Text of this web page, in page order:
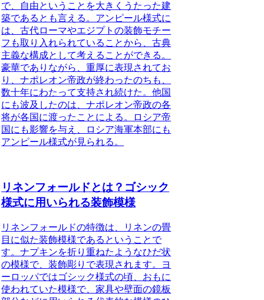
で、自由ということを大きくうたった建
築であるとも言える。アンピール様式に
は、古代ローマやエジプトの装飾モチー
フも取り入れられていることから、古典
主義な構成として考えることができる。
豪華でありながら、重厚に表現されてお
り、ナポレオン帝政が終わったのちも、
数十年にわたって支持され続けた。他国
にも波及したのは、ナポレオン帝政の各
将が各国に渡ったことによる。ロシア帝
国にも影響を与え、ロシア海軍本部にも
アンピール様式が見られる。
リネンフォールドとは？ゴシック
様式に用いられる装飾模様
リネンフォールドの特徴は、リネンの畳
目に似た装飾模様であるということで
す。ナプキンを折り重ねたようなひだ状
の模様で、装飾彫りで表現されます。ヨ
ーロッパではゴシック様式の頃、おもに
使われていた模様で、家具や壁面の鏡板